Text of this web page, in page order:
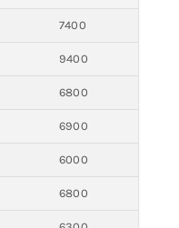
7400
9400
6800
6900
6000
6800